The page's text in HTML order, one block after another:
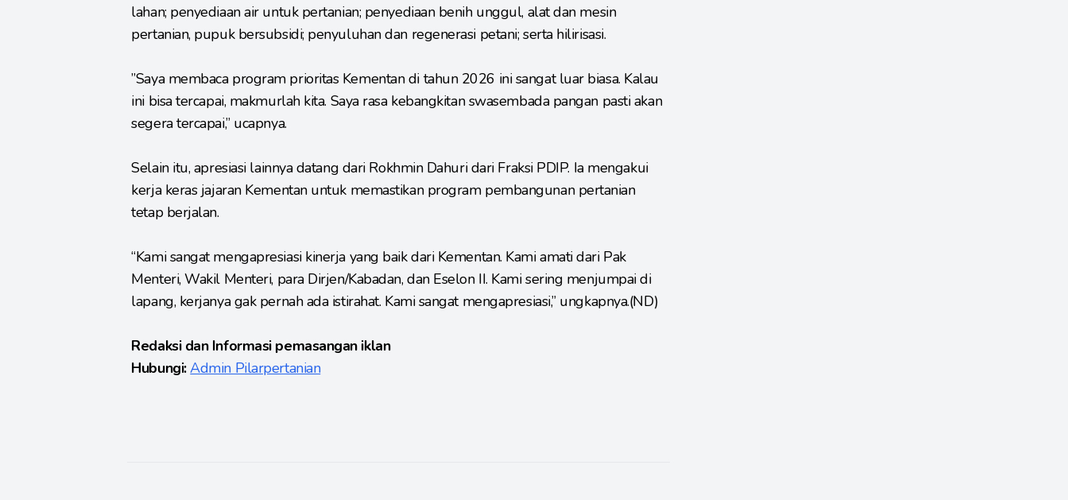
lahan; penyediaan air untuk pertanian; penyediaan benih unggul, alat dan mesin
pertanian, pupuk bersubsidi; penyuluhan dan regenerasi petani; serta hilirisasi.
”Saya membaca program prioritas Kementan di tahun 2026 ini sangat luar biasa. Kalau
ini bisa tercapai, makmurlah kita. Saya rasa kebangkitan swasembada pangan pasti akan
segera tercapai,” ucapnya.
Selain itu, apresiasi lainnya datang dari Rokhmin Dahuri dari Fraksi PDIP. Ia mengakui
kerja keras jajaran Kementan untuk memastikan program pembangunan pertanian
tetap berjalan.
“Kami sangat mengapresiasi kinerja yang baik dari Kementan. Kami amati dari Pak
Menteri, Wakil Menteri, para Dirjen/Kabadan, dan Eselon II. Kami sering menjumpai di
lapang, kerjanya gak pernah ada istirahat. Kami sangat mengapresiasi,” ungkapnya.(ND)
Redaksi dan Informasi pemasangan iklan
Hubungi:Admin Pilarpertanian